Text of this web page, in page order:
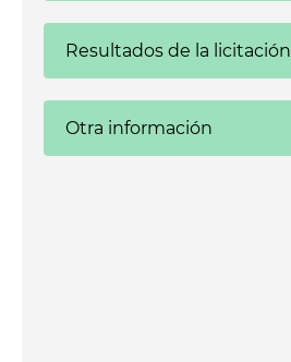
Resultados de la licitación
Otra información